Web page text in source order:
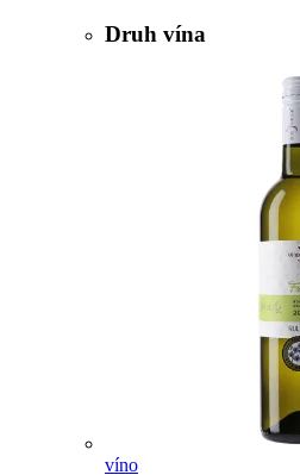
Druh vína
víno